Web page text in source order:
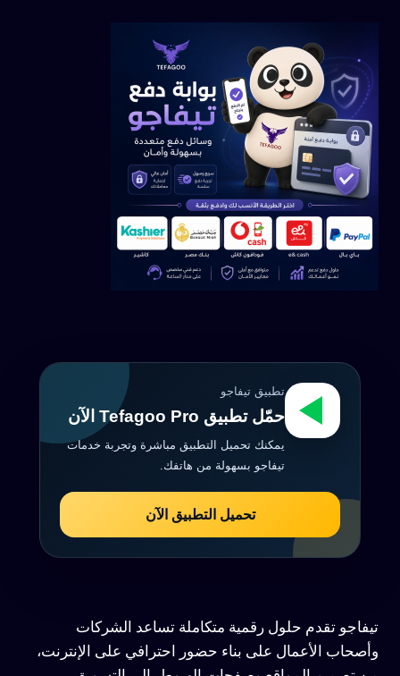
تطبيق تيفاجو
حمّل تطبيق Tefagoo Pro الآن
يمكنك تحميل التطبيق مباشرة وتجربة خدمات
تيفاجو بسهولة من هاتفك.
تحميل التطبيق الآن
تيفاجو تقدم حلول رقمية متكاملة تساعد الشركات
وأصحاب الأعمال على بناء حضور احترافي على الإنترنت،